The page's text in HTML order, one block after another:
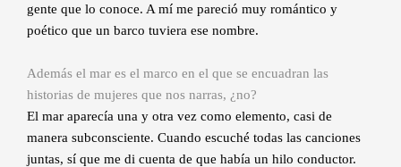
gente que lo conoce. A mí me pareció muy romántico y
poético que un barco tuviera ese nombre.
Además el mar es el marco en el que se encuadran las
historias de mujeres que nos narras, ¿no?
El mar aparecía una y otra vez como elemento, casi de
manera subconsciente. Cuando escuché todas las canciones
juntas, sí que me di cuenta de que había un hilo conductor.